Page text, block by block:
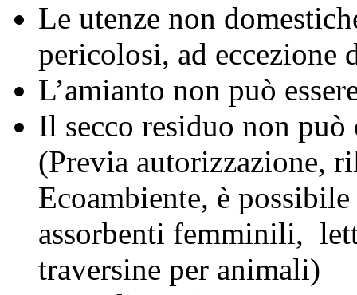
Le utenze non
pericolosi, ad
L’amianto non può
Il secco residuo non può
(Previa autorizzazione,
Ecoambiente, è
assorbenti femminili,
traversine per animali)